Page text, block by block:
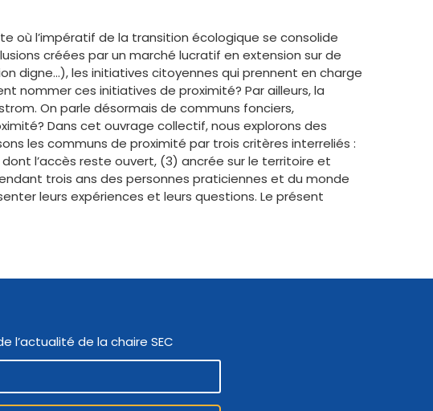
où l’impératif de la transition écologique se consolide
créées par un marché lucratif en extension sur de
digne…), les initiatives citoyennes qui prennent en charge
nommer ces initiatives de proximité? Par ailleurs, la
On parle désormais de communs fonciers,
Dans cet ouvrage collectif, nous explorons des
les communs de proximité par trois critères interreliés :
l’accès reste ouvert, (3) ancrée sur le territoire et
trois ans des personnes praticiennes et du monde
leurs expériences et leurs questions. Le présent
l’actualité de la chaire SEC